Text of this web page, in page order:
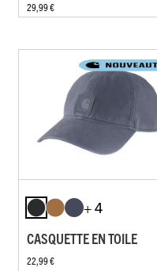
29,99 €
+ 4
CASQUETTE EN TOILE
22,99 €